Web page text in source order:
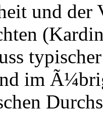
und der
im